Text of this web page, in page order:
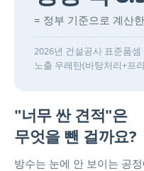
= 정부 기준으로 계산한
2026년 건설공사 표준품
노출 우레탄(바탕처리+프
"너무 싼 견적"은
무엇을 뺀 걸까요?
방수는 눈에 안 보이는 공